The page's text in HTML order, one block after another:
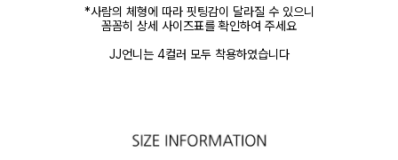
*사람의 체형에 따라 핏팅감이 달라질 수 있으니
꼼꼼히 상세 사이즈표를 확인하여 주세요
JJ언니는 4컬러 모두 착용하였습니다